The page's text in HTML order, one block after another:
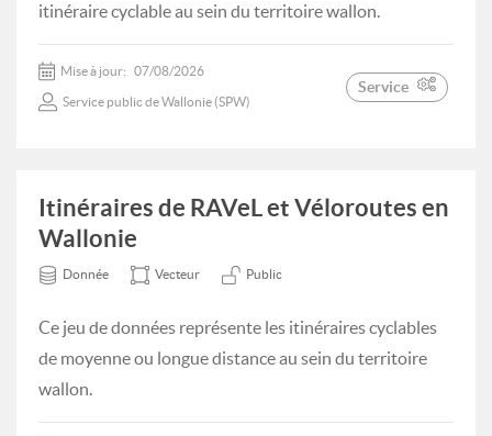
itinéraire cyclable au sein du territoire wallon.
Mise à jour: 07/08/2026
Service public de Wallonie (SPW)
Service
Itinéraires de RAVeL et Véloroutes en
Wallonie
Donnée Vecteur Public
Ce jeu de données représente les itinéraires cyclables
de moyenne ou longue distance au sein du territoire
wallon.